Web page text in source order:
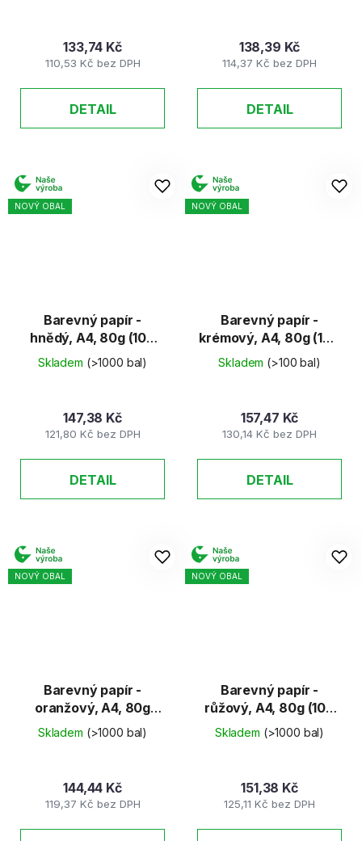
110,53 Kč bez DPH
133,74 Kč
DETAIL
114,37 Kč bez DPH
138,39 Kč
DETAIL
NOVÝ OBAL
Barevný papír -
hnědý, A4, 80g (100
listů)
Skladem (>1000 bal)
121,80 Kč bez DPH
147,38 Kč
DETAIL
NOVÝ OBAL
Barevný papír -
krémový, A4, 80g (100
listů)
Skladem (>100 bal)
130,14 Kč bez DPH
157,47 Kč
DETAIL
NOVÝ OBAL
Barevný papír -
oranžový, A4, 80g
(100 listů)
Skladem (>1000 bal)
119,37 Kč bez DPH
144,44 Kč
NOVÝ OBAL
Barevný papír -
růžový, A4, 80g (100
listů)
Skladem (>1000 bal)
125,11 Kč bez DPH
151,38 Kč